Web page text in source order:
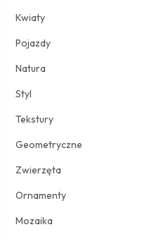
Kwiaty
Pojazdy
Natura
Styl
Tekstury
Geometryczne
Zwierzęta
Ornamenty
Mozaika